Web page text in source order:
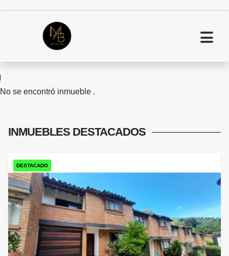
No se encontró inmueble .
INMUEBLES DESTACADOS
DESTACADO